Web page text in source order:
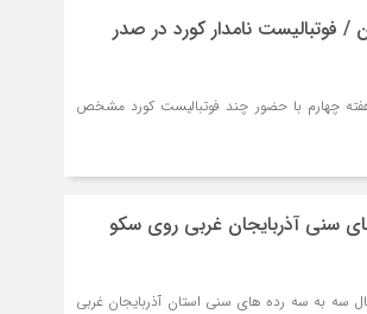
/ فوتبالیست نامدار کورد در صدر
هفته چهارم با حضور چند فوتبالیست کورد مشخص
بسکتبال ۳ به ۳ رده های سنی آذربایجان غربی روی سکو
سه به سه رده های سنی استان آذربایجان غربی